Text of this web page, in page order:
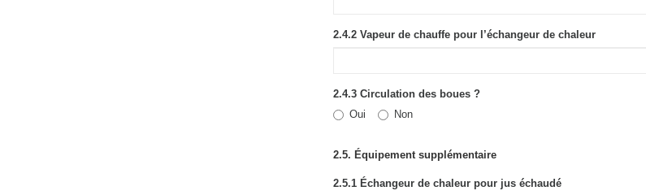
2.4.2 Vapeur de chauffe pour l’échangeur de chaleur
2.4.3 Circulation des boues ?
Oui
Non
2.5. Équipement supplémentaire
2.5.1 Échangeur de chaleur pour jus échaudé